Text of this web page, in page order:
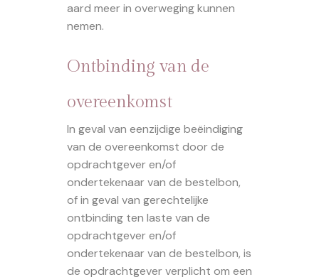
aard meer in overweging kunnen
nemen.
Ontbinding van de
overeenkomst
In geval van eenzijdige beëindiging
van de overeenkomst door de
opdrachtgever en/of
ondertekenaar van de bestelbon,
of in geval van gerechtelijke
ontbinding ten laste van de
opdrachtgever en/of
ondertekenaar van de bestelbon, is
de opdrachtgever verplicht om een